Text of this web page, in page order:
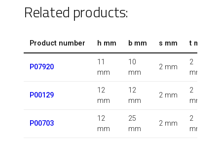
Related products:
Product number h mm b mm s mm t mm
P07920
11
mm
10
mm
2 mm
2
mm
P00129
12
mm
12
mm
2 mm
2
mm
P00703
12
mm
25
mm
2 mm
2
mm